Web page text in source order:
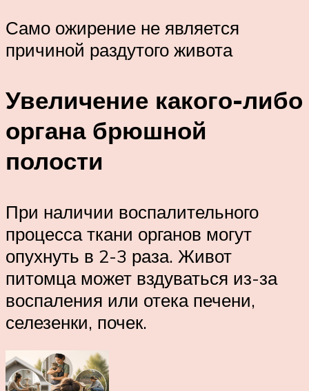
Само ожирение не является
причиной раздутого живота
Увеличение какого-либо
органа брюшной
полости
При наличии воспалительного
процесса ткани органов могут
опухнуть в 2-3 раза. Живот
питомца может вздуваться из-за
воспаления или отека печени,
селезенки, почек.